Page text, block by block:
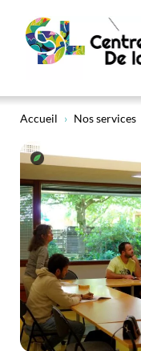
Accueil › Nos services